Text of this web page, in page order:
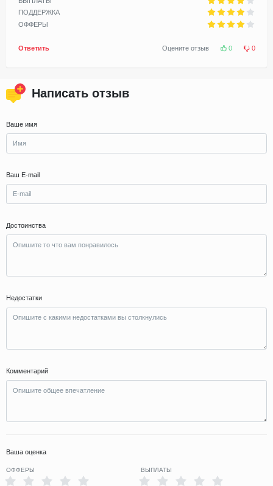
ПОДДЕРЖКА
ОФФЕРЫ
Ответить Оцените отзыв 0 0
Написать отзыв
Ваше имя
Ваш E-mail
Достоинства
Недостатки
Комментарий
Ваша оценка
ОФФЕРЫ ВЫПЛАТЫ